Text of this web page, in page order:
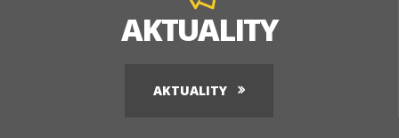
AKTUALITY
AKTUALITY